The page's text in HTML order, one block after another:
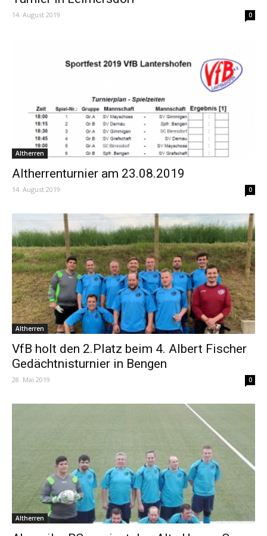
14. August 2019 0
Altherren
Altherrenturnier am 23.08.2019
14. August 2019 0
Altherren
VfB holt den 2.Platz beim 4. Albert Fischer
Gedächtnisturnier in Bengen
28. Mai 2019 0
Altherren